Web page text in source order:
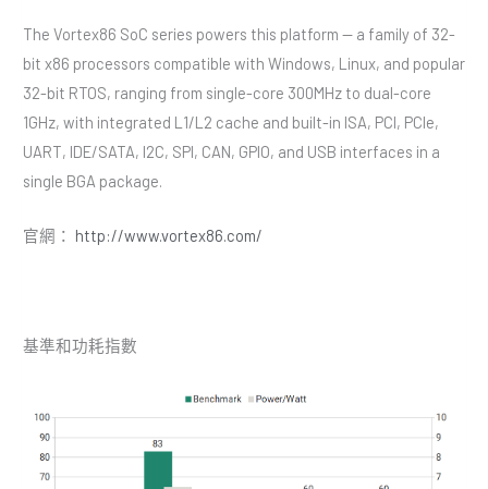
The Vortex86 SoC series powers this platform — a family of 32-
bit x86 processors compatible with Windows, Linux, and popular
32-bit RTOS, ranging from single-core 300MHz to dual-core
1GHz, with integrated L1/L2 cache and built-in ISA, PCI, PCIe,
UART, IDE/SATA, I2C, SPI, CAN, GPIO, and USB interfaces in a
single BGA package.
官網： http://www.vortex86.com/
基準和功耗指數